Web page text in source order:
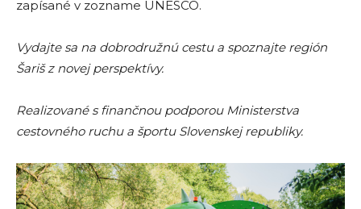
zapísané v zozname UNESCO.
Vydajte sa na dobrodružnú cestu a spoznajte región
Šariš z novej perspektívy.
Realizované s finančnou podporou Ministerstva
cestovného ruchu a športu Slovenskej republiky.